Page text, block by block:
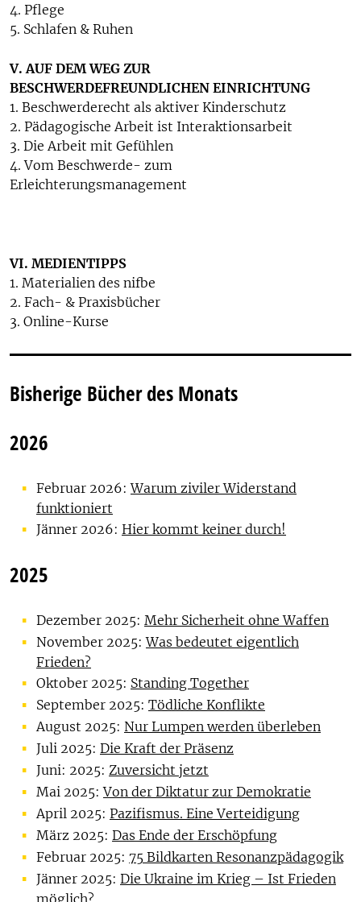
4. Pflege
5. Schlafen & Ruhen
V. AUF DEM WEG ZUR
BESCHWERDEFREUNDLICHEN EINRICHTUNG
1. Beschwerderecht als aktiver Kinderschutz
2. Pädagogische Arbeit ist Interaktionsarbeit
3. Die Arbeit mit Gefühlen
4. Vom Beschwerde- zum
Erleichterungsmanagement
VI. MEDIENTIPPS
1. Materialien des nifbe
2. Fach- & Praxisbücher
3. Online-Kurse
Bisherige Bücher des Monats
2026
Februar 2026:Warum ziviler Widerstand
funktioniert
Jänner 2026: Hier kommt keiner durch!
2025
Dezember 2025: Mehr Sicherheit ohne Waffen
November 2025:Was bedeutet eigentlich
Frieden?
Oktober 2025: Standing Together
September 2025: Tödliche Konflikte
August 2025: Nur Lumpen werden überleben
Juli 2025: Die Kraft der Präsenz
Juni: 2025: Zuversicht jetzt
Mai 2025:Von der Diktatur zur Demokratie
April 2025: Pazifismus. Eine Verteidigung
März 2025: Das Ende der Erschöpfung
Februar 2025: 75 Bildkarten Resonanzpädagogik
Jänner 2025: Die Ukraine im Krieg – Ist Frieden